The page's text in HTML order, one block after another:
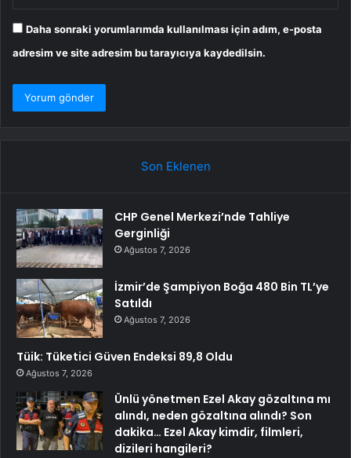
Daha sonraki yorumlarımda kullanılması için adım, e-posta
adresim ve site adresim bu tarayıcıya kaydedilsin.
Son Eklenen
CHP Genel Merkezi’nde Tahliye
Gerginliği
Ağustos 7, 2026
İzmir’de Şampiyon Boğa 480 Bin TL’ye
Satıldı
Ağustos 7, 2026
Tüik: Tüketici Güven Endeksi 89,8 Oldu
Ağustos 7, 2026
Ünlü yönetmen Ezel Akay gözaltına mı
alındı, neden gözaltına alındı? Son
dakika… Ezel Akay kimdir, filmleri,
dizileri hangileri?